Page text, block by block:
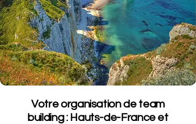
Votre organisation de team
building : Hauts-de-France et